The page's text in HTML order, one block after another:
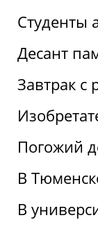
Студенты
Десант
Завтрак с
Погожий
В
В